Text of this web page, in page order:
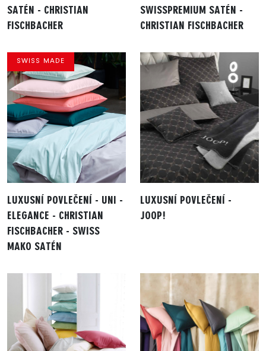
SATÉN - CHRISTIAN
FISCHBACHER
SWISSPREMIUM SATÉN -
CHRISTIAN FISCHBACHER
SWISS MADE
LUXUSNÍ POVLEČENÍ - UNI -
ELEGANCE - CHRISTIAN
FISCHBACHER - SWISS
MAKO SATÉN
LUXUSNÍ POVLEČENÍ -
JOOP!